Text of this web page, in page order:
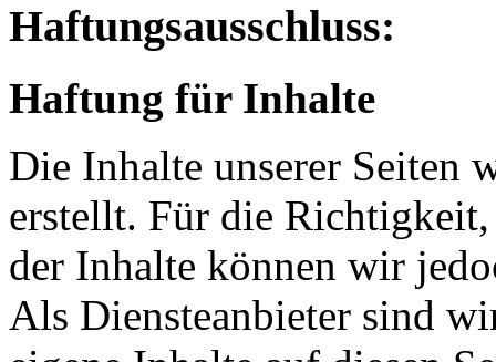
Haftungsausschluss:
Haftung für Inhalte
Die Inhalte unserer Seiten
erstellt. Für die
der Inhalte können wir
Als Diensteanbieter sind